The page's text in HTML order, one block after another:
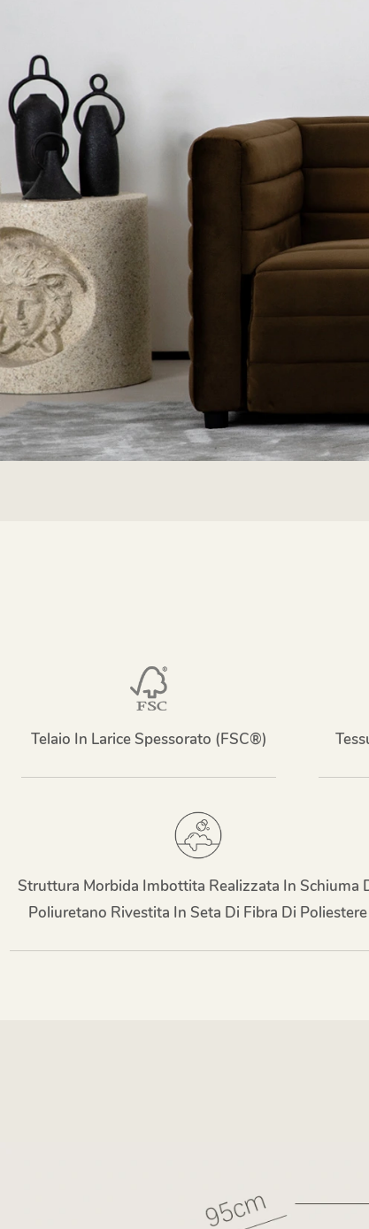
Telaio In Larice Spessorato (FSC®)
Struttura Morbida Imbottita Realizzata In Schiuma
Poliuretano Rivestita In Seta Di Fibra Di Poliestere